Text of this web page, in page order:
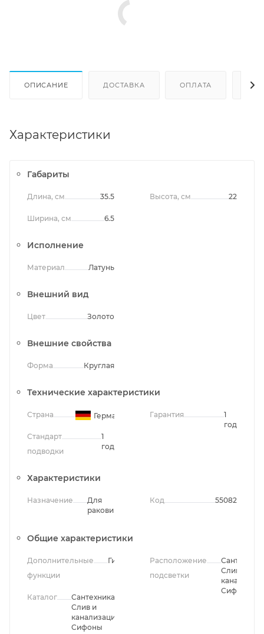
ОПИСАНИЕ ДОСТАВКА ОПЛАТА
Характеристики
Габариты
Длина, см 35.5
Ширина, см 6.5
Высота, см 22
Исполнение
Материал Латунь
Внешний вид
Цвет Золото
Внешние свойства
Форма Круглая
Технические характеристики
Страна Германия
Стандарт
подводки
1
год
Гарантия
1
год
Характеристики
Назначение
Для
раковины
Код 55082
Общие характеристики
Дополнительные
функции
Гидрозатвор
Каталог
Сантехника/
Слив и
канализация/
Сифоны
Расположение
подсветки
Слив и
Сифоны